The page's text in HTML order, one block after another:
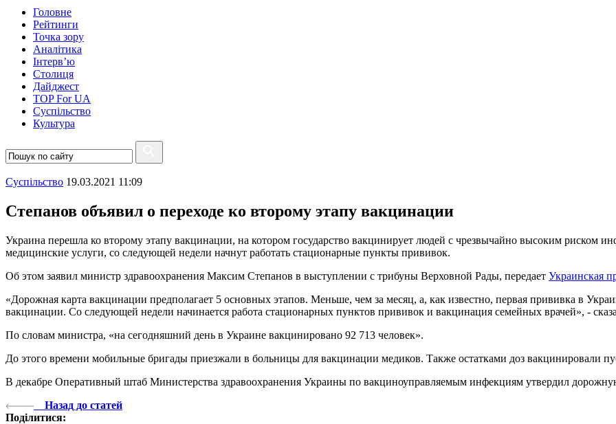
Головне
Рейтинги
Точка зору
Аналітика
Інтерв’ю
Столиця
Дайджест
TOP For UA
Суспiльство
Культура
Суспiльство 19.03.2021 11:09
Степанов объявил о переходе ко второму этапу вакцинации
Украина перешла ко второму этапу вакцинации, на котором государство вакцинирует людей с чрезвычайно высоким риском
медицинские услуги, со следующей недели начнут работать стационарные пункты прививок.
Об этом заявил министр здравоохранения Максим Степанов в выступлении с трибуны Верховной Рады, передает Украинская
«Дорожная карта вакцинации предполагает 5 основных этапов. Меньше, чем за месяц, а, как известно, первая прививка в
вакцинации. Со следующей недели начинается работа стационарных пунктов прививок и вакцинация семейных врачей», -
По словам министра, «на сегодняшний день в Украине вакцинировано 92 713 человек».
До этого времени мобильные бригады приезжали в больницы для вакцинации медиков. Также остатками доз вакцинировали
В декабре Оперативный штаб Министерства здравоохранения Украины по вакциноуправляемым инфекциям утвердил
Назад до статей
Поділитися: